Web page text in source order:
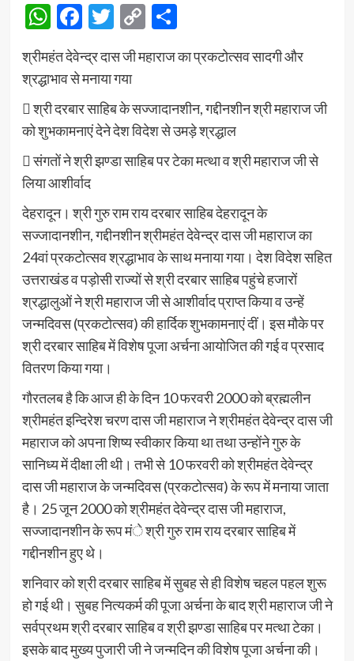
WhatsApp
Facebook
Twitter
CopyShare
श्रीमहंत देवेन्द्र दास जी महाराज का प्रकटोत्सव सादगी और
श्रद्धाभाव से मनाया गया
 श्री दरबार साहिब के सज्जादानशीन, गद्दीनशीन श्री महाराज जी
को शुभकामनाएं देने देश विदेश से उमड़े श्रद्धाल
 संगतों ने श्री झण्डा साहिब पर टेका मत्था व श्री महाराज जी से
लिया आशीर्वाद
देहरादून। श्री गुरु राम राय दरबार साहिब देहरादून के
सज्जादानशीन, गद्दीनशीन श्रीमहंत देवेन्द्र दास जी महाराज का
24वां प्रकटोत्सव श्रद्धाभाव के साथ मनाया गया। देश विदेश सहित
उत्तराखंड व पड़ोसी राज्यों से श्री दरबार साहिब पहुंचे हजारों
श्रद्धालुओं ने श्री महाराज जी से आशीर्वाद प्राप्त किया व उन्हें
जन्मदिवस (प्रकटोत्सव) की हार्दिक शुभकामनाएं दीं। इस मौके पर
श्री दरबार साहिब में विशेष पूजा अर्चना आयोजित की गई व प्रसाद
वितरण किया गया।
गौरतलब है कि आज ही के दिन 10 फरवरी 2000 को ब्रह्मलीन
श्रीमहंत इन्दिरेश चरण दास जी महाराज ने श्रीमहंत देवेन्द्र दास जी
महाराज को अपना शिष्य स्वीकार किया था तथा उन्होंने गुरु के
सानिध्य में दीक्षा ली थी। तभी से 10 फरवरी को श्रीमहंत देवेन्द्र
दास जी महाराज के जन्मदिवस (प्रकटोत्सव) के रूप में मनाया जाता
है। 25 जून 2000 को श्रीमहंत देवेन्द्र दास जी महाराज,
सज्जादानशीन के रूप मंे श्री गुरु राम राय दरबार साहिब में
गद्दीनशीन हुए थे।
शनिवार को श्री दरबार साहिब में सुबह से ही विशेष चहल पहल शुरू
हो गई थी। सुबह नित्यकर्म की पूजा अर्चना के बाद श्री महाराज जी ने
सर्वप्रथम श्री दरबार साहिब व श्री झण्डा साहिब पर मत्था टेका।
इसके बाद मुख्य पुजारी जी ने जन्मदिन की विशेष पूजा अर्चना की।